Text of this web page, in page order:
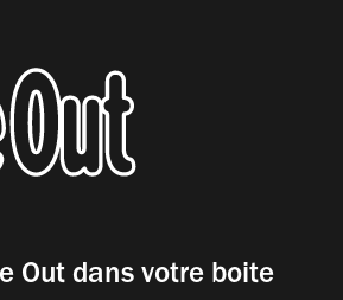
Out dans votre boite